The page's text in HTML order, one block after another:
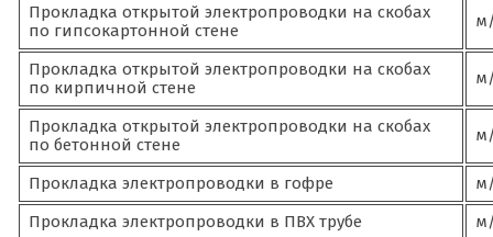
Прокладка открытой электропроводки на скобах
по гипсокартонной стене
Прокладка открытой электропроводки на скобах
по кирпичной стене
Прокладка открытой электропроводки на скобах
по бетонной стене
Прокладка электропроводки в гофре
Прокладка электропроводки в ПВХ трубе